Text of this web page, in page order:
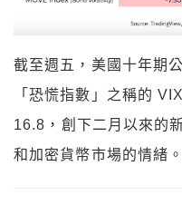
截至週五，美國十年期
「恐慌指數」之稱的
16.8，創下二月以來的
和加密貨幣市場的情緒。